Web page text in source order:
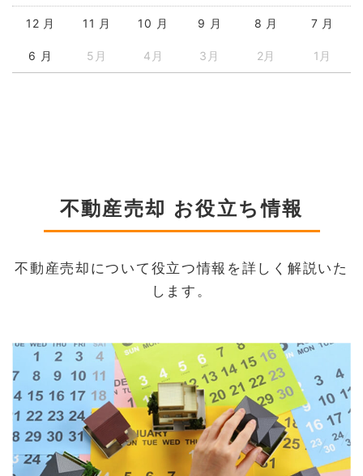
12 月 11 月 10 月 9 月 8 月 7 月
6 月 5月 4月 3月 2月 1月
不動産売却 お役立ち情報
不動産売却について役立つ情報を詳しく解説いた
します。